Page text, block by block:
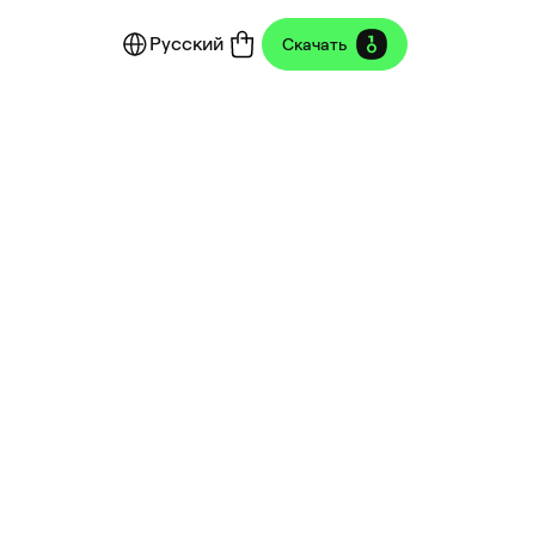
Русский Скачать